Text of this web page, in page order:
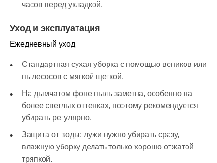
часов перед укладкой.
Уход и эксплуатация
Ежедневный уход
Стандартная сухая уборка с помощью веников или
пылесосов с мягкой щеткой.
На дымчатом фоне пыль заметна, особенно на
более светлых оттенках, поэтому рекомендуется
убирать регулярно.
Защита от воды: лужи нужно убирать сразу,
влажную уборку делать только хорошо отжатой
тряпкой.